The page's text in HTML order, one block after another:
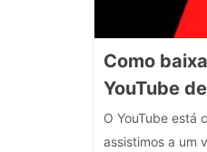
Como
YouTube
O YouTube está
assistimos a um